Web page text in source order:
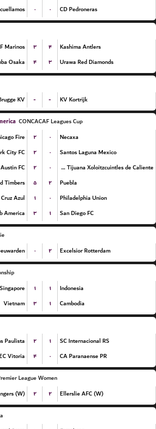
۰ ۰ CD Pedroneras
Marinos
۳ ۴
Kashima Antlers
Osaka
۴ ۳ Urawa Red Diamonds
KV
- - KV Kortrijk
CONCACAF Leagues Cup
Fire
۲ ۰
Necaxa
City FC
۲ ۰
Santos Laguna Mexico
Austin FC
۲ ۰
Club Tijuana Xoloitzcuintles de Caliente
Timbers
۵ ۲
Puebla
Cruz Azul
۱ ۰
Philadelphia Union
America
۳ ۱ San Diego FC
۰ ۲ Excelsior Rotterdam
Singapore
۱ ۱
Indonesia
Vietnam
۳ ۱ Cambodia
Paulista
۲ ۱
SC Internacional RS
EC Vitoria
۴ ۰ CA Paranaense PR
League Women
(W)
۲ ۲ Ellerslie AFC (W)